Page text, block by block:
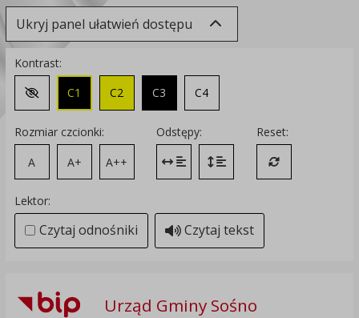
Ukryj panel ułatwień dostępu
Kontrast:
Zmień kontrast na domyślny
C1 C2 C3 C4
Rozmiar czcionki:
A
A+ A++
Odstępy:
Zmień odstęp między literami
Zmień interlinię i margines
Reset:
Przywróć
Lektor:
Czytaj odnośniki Czytaj tekst
Urząd Gminy Sośno